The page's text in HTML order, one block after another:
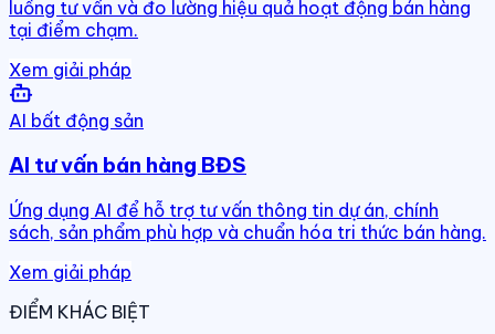
luồng tư vấn và đo lường hiệu quả hoạt động bán hàng
tại điểm chạm.
Xem giải pháp
AI bất động sản
AI tư vấn bán hàng BĐS
Ứng dụng AI để hỗ trợ tư vấn thông tin dự án, chính
sách, sản phẩm phù hợp và chuẩn hóa tri thức bán hàng.
Xem giải pháp
ĐIỂM KHÁC BIỆT